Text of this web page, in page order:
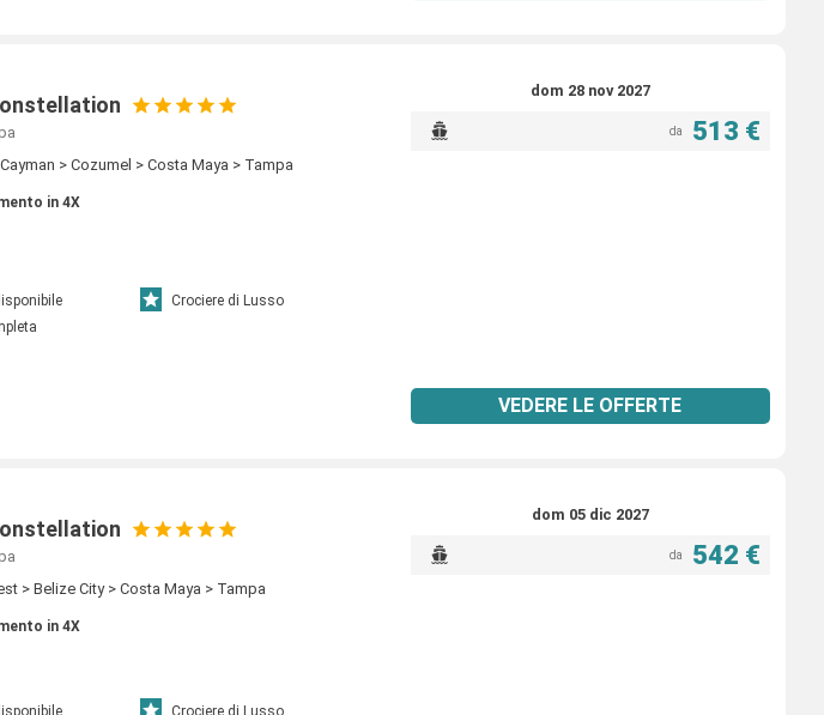
> Cozumel > Costa Maya > Tampa
in 4X
Crociere di Lusso
dom 28 nov 2027
da 513 €
VEDERE LE OFFERTE
> Belize City > Costa Maya > Tampa
in 4X
Crociere di Lusso
dom 05 dic 2027
da 542 €